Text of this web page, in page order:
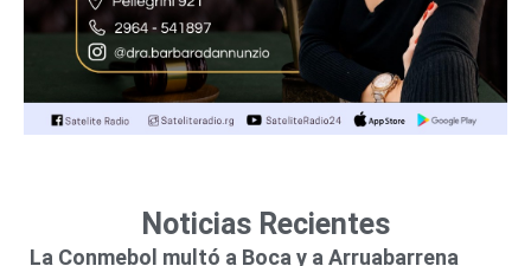
Noticias Recientes
La Conmebol multó a Boca y a Arruabarrena